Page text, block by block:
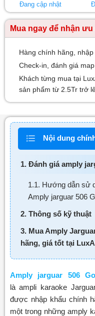
Đang cập nhật
Mua ngay để nhận
Hàng chính hãng,
Check-in, đánh giá
Khách từng mua tại
sản phẩm từ 2.5Tr trở
Nội dung
1. Đánh giá amply
1.1. Hướng dẫn sử
Amply jarguar 506
2. Thông số kỹ thuật
3. Mua Amply
hãng, giá tốt tại
Amply jarguar 506
là ampli karaoke
được nhập khẩu chính
một trong những amply